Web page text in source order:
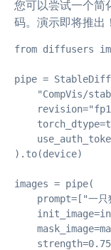
您可以尝试一个简
码。演示即将推出！
from diffusers
pipe =
"CompVis/
).to(device)
images = pipe(
prompt=["一只